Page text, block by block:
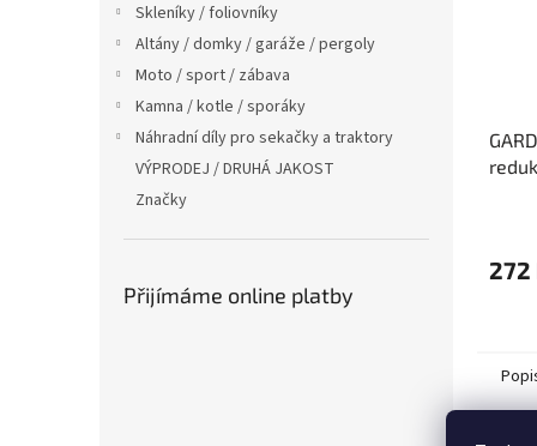
Skleníky / foliovníky
Altány / domky / garáže / pergoly
Moto / sport / zábava
Kamna / kotle / sporáky
Náhradní díly pro sekačky a traktory
VÝPRODEJ / DRUHÁ JAKOST
Značky
Přijímáme online platby
272